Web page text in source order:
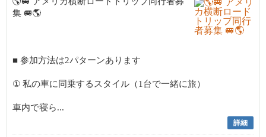
集 🚐🌎
■ 参加方法は2パターンあります
① 私の車に同乗するスタイル（1台で一緒に旅）
車内で寝ら...
詳細